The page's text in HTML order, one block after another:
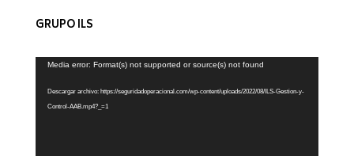
GRUPO ILS
Reproductor
vídeo
Media error: Format(s) not supported or source(s) not found
Descargar archivo: https://seguridadoperacional.com/wp-content/uploads/2022/08/ILS-Gestion-y-
Control-AAB.mp4?_=1